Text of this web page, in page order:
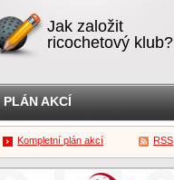
Jak založit
ricochetový klub?
PLÁN AKCÍ
Kompletní plán akcí RSS